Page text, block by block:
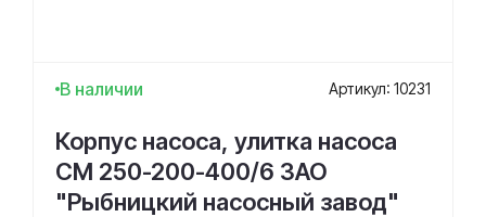
В наличии Артикул: 10231
Корпус насоса, улитка насоса
СМ 250-200-400/6 ЗАО
"Рыбницкий насосный завод"